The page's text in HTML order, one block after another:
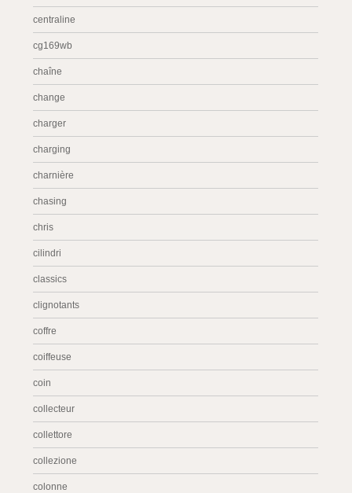
centraline
cg169wb
chaîne
change
charger
charging
charnière
chasing
chris
cilindri
classics
clignotants
coffre
coiffeuse
coin
collecteur
collettore
collezione
colonne